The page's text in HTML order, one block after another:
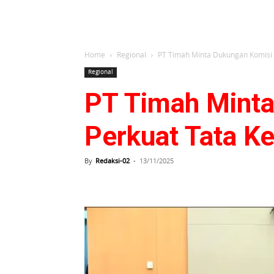
Home Regional PT Timah Minta Dukungan Komisi
Regional
PT Timah
Perkuat Tata
By Redaksi-02 - 13/11/2025